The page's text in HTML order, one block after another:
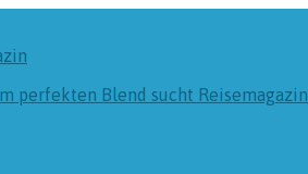
perfekten Blend sucht Reisemagazin